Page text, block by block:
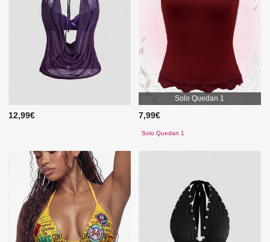
12,99€
Solo Quedan 1
7,99€
Solo Quedan 1